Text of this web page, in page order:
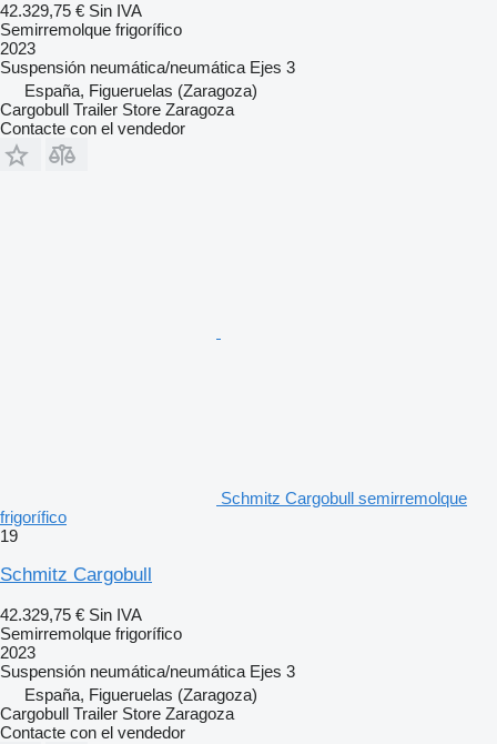
42.329,75 € Sin IVA
Semirremolque frigorífico
2023
Suspensión neumática/neumática Ejes 3
España, Figueruelas (Zaragoza)
Cargobull Trailer Store Zaragoza
Contacte con el vendedor
Schmitz Cargobull semirremolque
frigorífico
19
Schmitz Cargobull
42.329,75 € Sin IVA
Semirremolque frigorífico
2023
Suspensión neumática/neumática Ejes 3
España, Figueruelas (Zaragoza)
Cargobull Trailer Store Zaragoza
Contacte con el vendedor